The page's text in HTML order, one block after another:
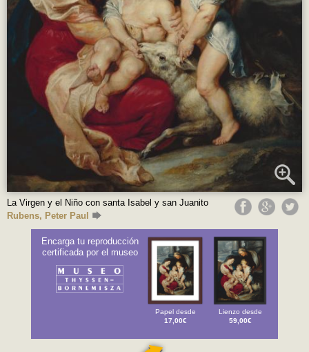
La Virgen y el Niño con santa Isabel y san Juanito
Rubens, Peter Paul
Encarga tu reproducción
certificada por el museo
Papel desde
17,00€
Lienzo desde
59,00€